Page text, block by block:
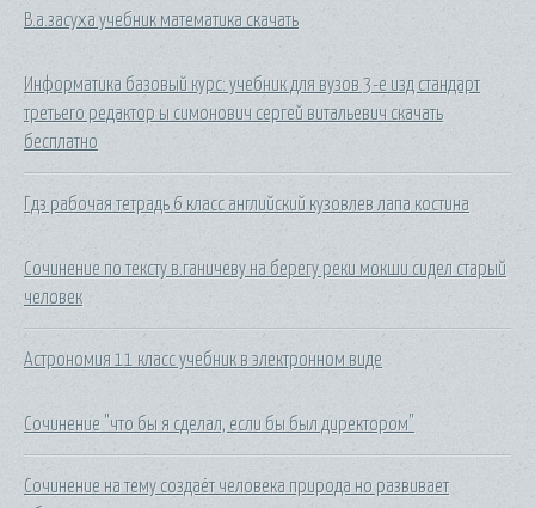
В.а.засуха учебник математика скачать
Информатика базовый курс: учебник для вузов 3-е изд стандарт
третьего редактор ы симонович сергей витальевич скачать
бесплатно
Гдз рабочая тетрадь 6 класс английский кузовлев лапа костина
Сочинение по тексту в.ганичеву на берегу реки мокши сидел старый
человек
Астрономия 11 класс учебник в электронном виде
Сочинение "что бы я сделал, если бы был директором"
Сочинение на тему создаёт человека природа но развивает